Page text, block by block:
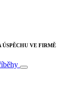
VE FIRMĚ